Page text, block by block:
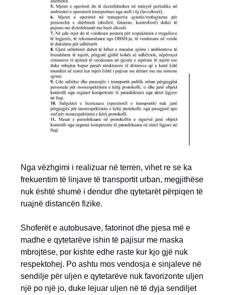
Nga vëzhgimi i realizuar në terren, vihet re se ka
frekuentim të linjave të transportit urban, megjithëse
nuk është shumë i dendur dhe qytetarët përpiqen të
ruajnë distancën fizike.
Shoferët e autobusave, fatorinot dhe pjesa më e
madhe e qytetarëve ishin të pajisur me maska
mbrojtëse, por kishte edhe raste kur kjo gjë nuk
respektohej. Po ashtu mos vendosja e sinjaleve në
sendilje për uljen e qytetarëve nuk favorizonte uljen
një po një jo, duke lejuar uljen në të dyja sendiljet